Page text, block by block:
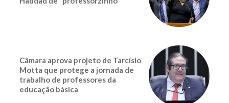
Câmara aprova projeto de Tarcísio
Motta que protege a jornada de
trabalho de professores da
educação básica